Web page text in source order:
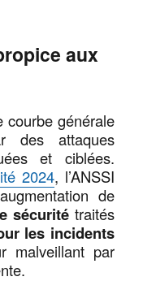
aux
courbe générale
des attaques
et ciblées.
2024, l’ANSSI
de
sécuritétraités
les incidents
malveillant par